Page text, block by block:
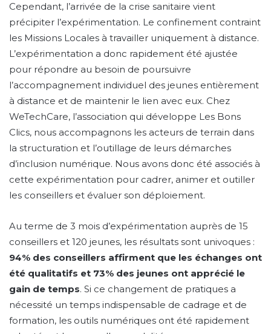
Cependant, l’arrivée de la crise sanitaire vient
précipiter l’expérimentation. Le confinement contraint
les Missions Locales à travailler uniquement à distance.
L’expérimentation a donc rapidement été ajustée
pour répondre au besoin de poursuivre
l’accompagnement individuel des jeunes entièrement
à distance et de maintenir le lien avec eux. Chez
WeTechCare, l’association qui développe Les Bons
Clics, nous accompagnons les acteurs de terrain dans
la structuration et l’outillage de leurs démarches
d’inclusion numérique. Nous avons donc été associés à
cette expérimentation pour cadrer, animer et outiller
les conseillers et évaluer son déploiement.
Au terme de 3 mois d’expérimentation auprès de 15
conseillers et 120 jeunes, les résultats sont univoques :
94% des conseillers affirment que les échanges ont
été qualitatifs et 73% des jeunes ont apprécié le
gain de temps. Si ce changement de pratiques a
nécessité un temps indispensable de cadrage et de
formation, les outils numériques ont été rapidement